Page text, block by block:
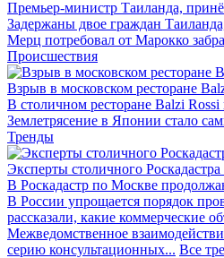
Премьер-министр Таиланда,
Задержаны двое граждан
Мерц потребовал от Марокко
Происшествия
Взрыв в московском ресторане
В столичном ресторане Balzi
Землетрясение в Японии стало
Тренды
Эксперты столичного
В Роскадастр по Москве
В России упрощается порядок
рассказали, какие коммерческие
Межведомственное
серию консультационных... Все